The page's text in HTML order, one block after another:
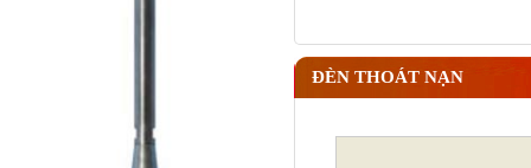
ĐÈN THOÁT NẠN